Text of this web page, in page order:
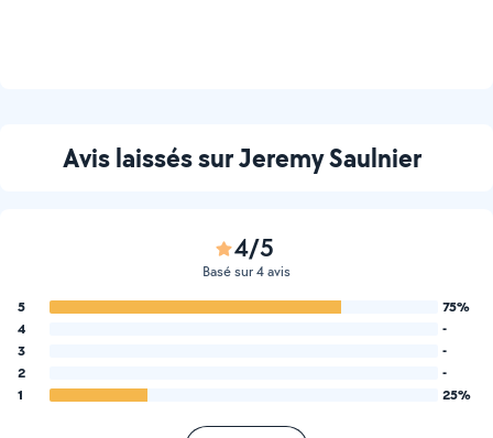
Avis laissés sur Jeremy Saulnier
4/5
Basé sur 4 avis
5
75%
4
-
3
-
2
-
1
25%